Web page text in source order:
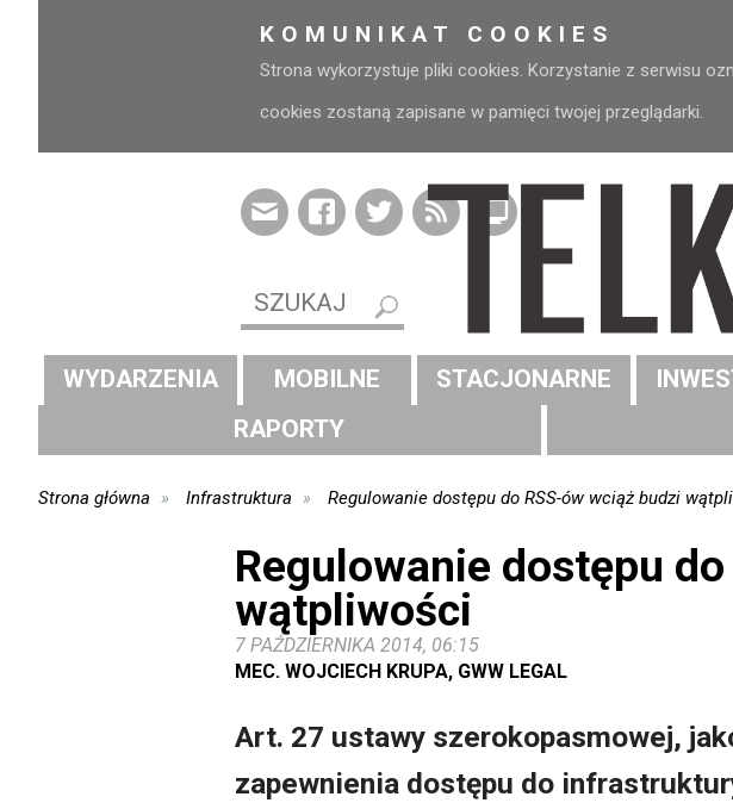
KOMUNIKAT COOKIES
Strona wykorzystuje pliki cookies. Korzystanie z serwisu
cookies zostaną zapisane w pamięci twojej przeglądarki.
WYDARZENIA MOBILNE STACJONARNE
RAPORTY
Strona główna Infrastruktura Regulowanie dostępu do RSS-ów wciąż budzi
Regulowanie dostępu
wątpliwości
7 PAŹDZIERNIKA 2014, 06:15
MEC. WOJCIECH KRUPA, GWW LEGAL
Art. 27 ustawy szerokopasmowej,
zapewnienia dostępu do